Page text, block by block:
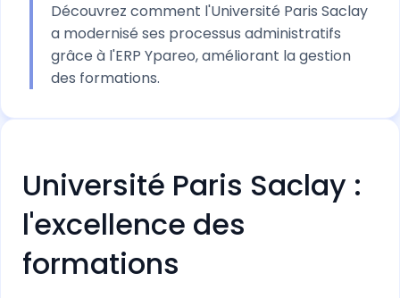
Découvrez comment l'Université Paris Saclay
a modernisé ses processus administratifs
grâce à l'ERP Ypareo, améliorant la gestion
des formations.
Université Paris Saclay :
l'excellence des
formations